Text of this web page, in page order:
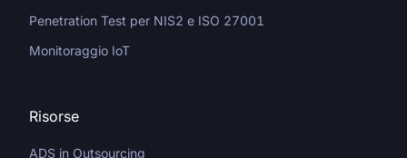
Penetration Test per NIS2 e ISO 27001
Monitoraggio IoT
Risorse
ADS in Outsourcing